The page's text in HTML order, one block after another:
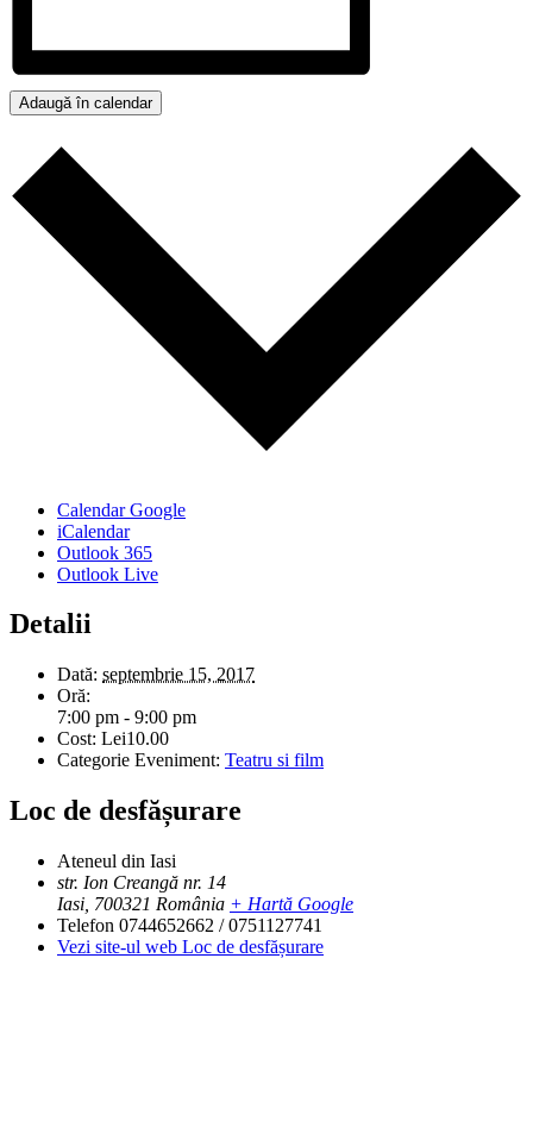
Adaugă în calendar
Calendar Google
iCalendar
Outlook 365
Outlook Live
Detalii
Dată: septembrie 15, 2017
Oră:
7:00 pm - 9:00 pm
Cost: Lei10.00
Categorie Eveniment: Teatru si film
Loc de desfășurare
Ateneul din Iasi
str. Ion Creangă nr. 14
Iasi 700321 România + Hartă Google
Telefon 0744652662 / 0751127741
Vezi site-ul web Loc de desfășurare